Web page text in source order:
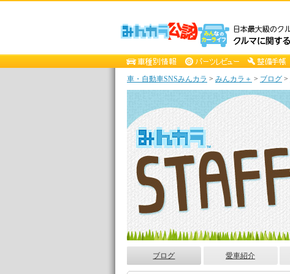
車・自動車SNSみんカラ > みんカラ＋ > ブログ >
ブログ 愛車紹介